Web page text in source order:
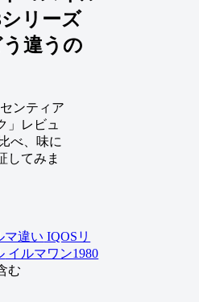
リーズ
う違うの
マ違い IQOSリ
イルマワン1980
む